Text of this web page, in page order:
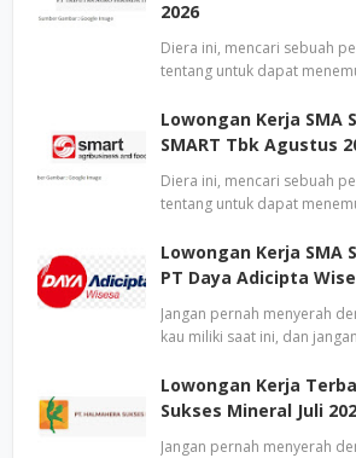
2026
Diera ini, mencari sebuah
tentang untuk dapat
Lowongan Kerja SMA
SMART Tbk Agustus
Diera ini, mencari sebuah
tentang untuk dapat
Lowongan Kerja SMA
PT Daya Adicipta
Jangan pernah menyerah
kau miliki saat ini, dan
Lowongan Kerja
Sukses Mineral Juli
Jangan pernah menyerah